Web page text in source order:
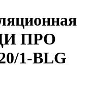
ПРО
1-BLG